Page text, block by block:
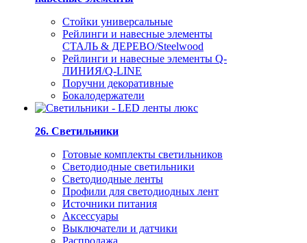
Стойки универсальные
Рейлинги и навесные элементы
СТАЛЬ & ДЕРЕВО/Steelwood
Рейлинги и навесные элементы Q-
ЛИНИЯ/Q-LINE
Поручни декоративные
Бокалодержатели
26. Светильники
Готовые комплекты светильников
Светодиодные светильники
Светодиодные ленты
Профили для светодиодных лент
Источники питания
Аксессуары
Выключатели и датчики
Распродажа